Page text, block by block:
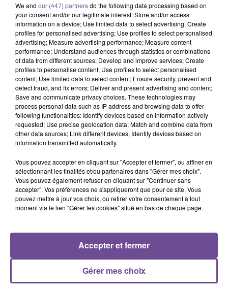
Vous serez en charge de la tenue de votre rayon. Une bonne
connaissance des produits est indispensable. Vous
réaliserez la commande, réception, contrôle, remplissage,
gestion des stocks, balisage, propreté et informations. Vous
devrez être vigilant sur la qualité du service rendu à la
clientèle.
Référence de l’offre Pôle Emploi : 0084168
PUBLICITÉS
We and our (447) partnersdo the following data processing based on
your consent and/or our legitimate interest: Store and/or access
information on a device; Use limited data to select advertising; Create
profiles for personalised advertising; Use profiles to select personalised
advertising; Measure advertising performance; Measure content
performance; Understand audiences through statistics or combinations
of data from different sources; Develop and improve services; Create
profiles to personalise content; Use profiles to select personalised
content; Use limited data to select content; Ensure security, prevent and
detect fraud, and fix errors; Deliver and present advertising and content;
Save and communicate privacy choices. These technologies may
process personal data such as IP address and browsing data to offer
following functionalities: Identify devices based on information actively
requested; Use precise geolocation data; Match and combine data from
other data sources; Link different devices; Identify devices based on
information transmitted automatically.
Vous pouvez accepter en cliquant sur "Accepter et fermer", ou affiner en
sélectionnant les finalités et/ou partenaires dans "Gérer mes choix".
Vous pouvez également refuser en cliquant sur "Continuer sans
accepter". Vos préférences ne s'appliqueront que pour ce site. Vous
pouvez mettre à jour vos choix, ou retirer votre consentement à tout
moment via le lien "Gérer les cookies" situé en bas de chaque page.
Gérer mes choix
Accepter et fermer